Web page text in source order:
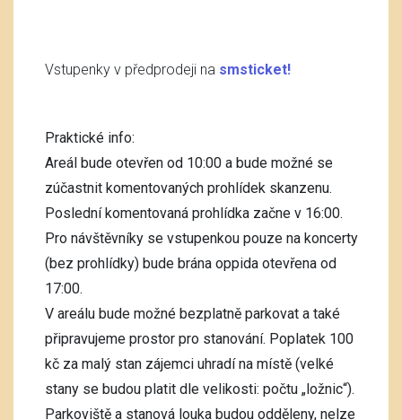
Vstupenky v předprodeji na smsticket!
Praktické info:
Areál bude otevřen od 10:00 a bude možné se
zúčastnit komentovaných prohlídek skanzenu.
Poslední komentovaná prohlídka začne v 16:00.
Pro návštěvníky se vstupenkou pouze na koncerty
(bez prohlídky) bude brána oppida otevřena od
17:00.
V areálu bude možné bezplatně parkovat a také
připravujeme prostor pro stanování. Poplatek 100
kč za malý stan zájemci uhradí na místě (velké
stany se budou platit dle velikosti: počtu „ložnic“).
Parkoviště a stanová louka budou odděleny, nelze